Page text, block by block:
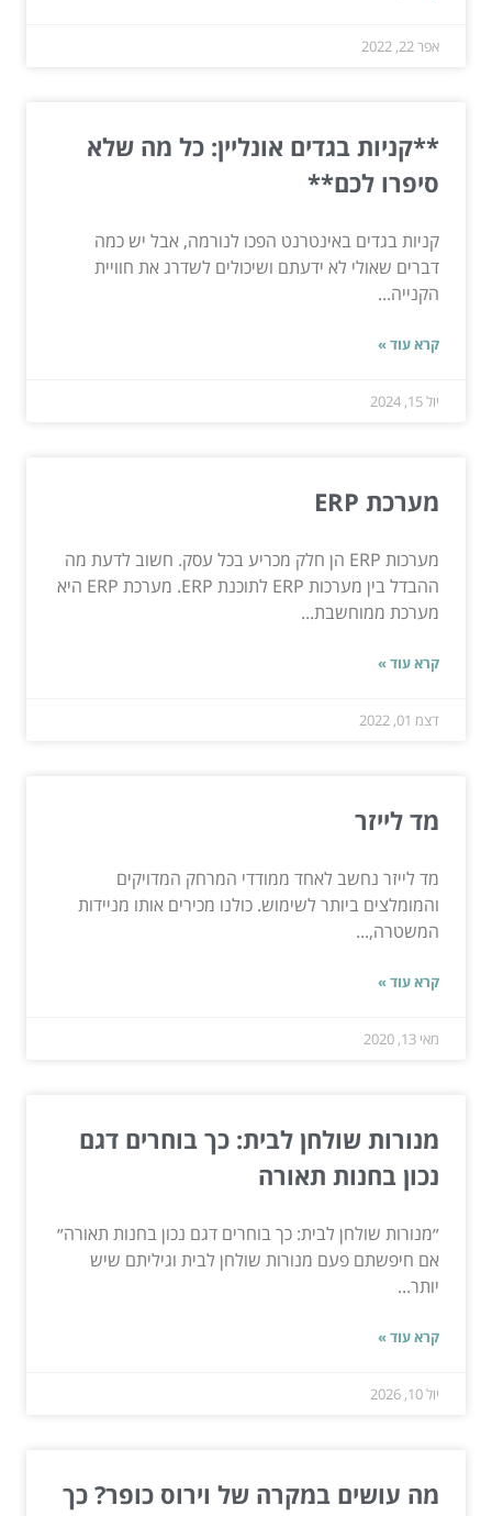
אפר 22, 2022
**קניות בגדים אונליין: כל מה שלא
סיפרו לכם**
קניות בגדים באינטרנט הפכו לנורמה, אבל יש כמה
דברים שאולי לא ידעתם ושיכולים לשדרג את חוויית
הקנייה...
קרא עוד »
יול 15, 2024
מערכת ERP
מערכות ERP הן חלק מכריע בכל עסק. חשוב לדעת מה
ההבדל בין מערכות ERP לתוכנת ERP. מערכת ERP היא
מערכת ממוחשבת...
קרא עוד »
דצמ 01, 2022
מד לייזר
מד לייזר נחשב לאחד ממודדי המרחק המדויקים
והמומלצים ביותר לשימוש. כולנו מכירים אותו מניידות
המשטרה,...
קרא עוד »
מאי 13, 2020
מנורות שולחן לבית: כך בוחרים דגם
נכון בחנות תאורה
״מנורות שולחן לבית: כך בוחרים דגם נכון בחנות תאורה״
אם חיפשתם פעם מנורות שולחן לבית וגיליתם שיש
יותר...
קרא עוד »
יול 10, 2026
מה עושים במקרה של וירוס כופר? כך